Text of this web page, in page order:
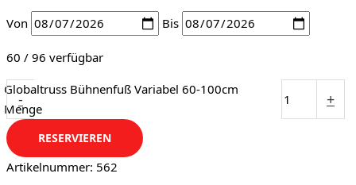
Von Bis
60 / 96 verfügbar
-
Globaltruss Bühnenfuß Variabel 60-100cm
Menge
+
RESERVIEREN
Artikelnummer: 562